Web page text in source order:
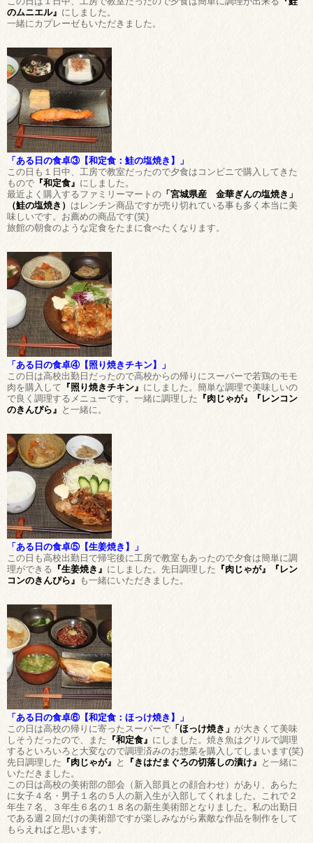
のムニエル』 にしました。
一緒にカプレーゼもいただきました。
「ある日の食卓③【和定食：鮭の塩焼き】」
この日も１日中、工房で教室だったので夕食はコンビニで購入してきた
もので 『和定食』 にしました。
最近よく購入するファミリーマートの 「宮城県産 金華ぎんの塩焼き」
（鮭の塩焼き） はレンチン商品ですが売り切れている事も多く本当に美
味しいです。お薦めの商品です(笑)
旅館の朝食のような定食をたまに食べたくなります。
「ある日の食卓④【照り焼きチキン】」
この日は高校出勤日だったので高校からの帰りにスーパーで若鶏のモモ
肉を購入して 『照り焼きチキン』 にしました。簡単な調理で美味しいの
で良く調理するメニューです。一緒に調理した 『肉じゃが』『レンコン
のきんぴら』 と一緒に。
「ある日の食卓⑤【生姜焼き】」
この日も高校出勤日で帰宅後に工房で教室もあったので夕食は簡単に調
理ができる 『生姜焼き』 にしました。先日調理した 『肉じゃが』『レン
コンのきんぴら』 も一緒にいただきました。
「ある日の食卓⑥【和定食：ほっけ焼き】」
この日は高校の帰りに寄ったスーパーで 「ほっけ焼き」 が大きくて美味
しそうだったので、また 『和定食』 にしました。焼き魚はグリルで調理
するといろいろと大変なので調理済みのお惣菜を購入してしまいます(笑)
先日調理した 『肉じゃが』 と 『きはだまぐろの切落しの漬け』 と一緒に
いただきました。
この日は高校の美術部の部会（新入部員との顔合わせ）があり、あらた
に女子４名・男子１名の５人の新入生が入部してくれました。これで２
年生７名、３年生６名の１８名の新生美術部となりました。私の出勤日
である週２回だけの美術部ですが楽しみながら素敵な作品を制作をして
もらえればと思います。